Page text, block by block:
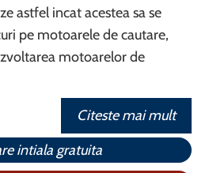
astfel incat acestea sa se
pe motoarele de cautare,
motoarelor de
Citeste mai mult
intiala gratuita